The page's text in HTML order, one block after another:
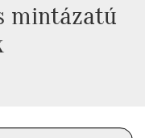
mintázatú